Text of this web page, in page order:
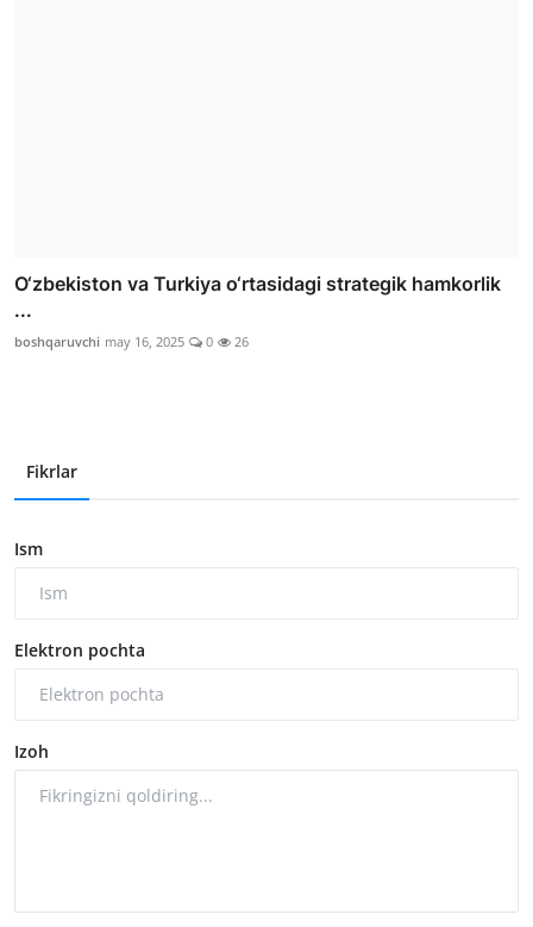
O‘zbekiston va Turkiya o‘rtasidagi strategik hamkorlik
...
boshqaruvchi may 16, 2025 0 26
Fikrlar
Ism
Elektron pochta
Izoh